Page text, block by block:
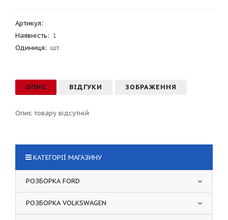
Артикул:
Наявність: 1
Одиниця: шт.
ОПИС ВІДГУКИ ЗОБРАЖЕННЯ
Опис товару відсутній
КАТЕГОРІЇ МАГАЗИНУ
РОЗБОРКА FORD
РОЗБОРКА VOLKSWAGEN